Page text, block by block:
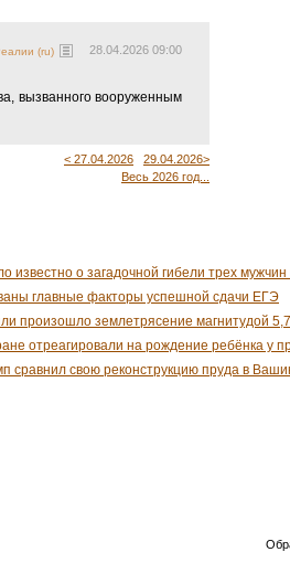
28.04.2026 09:00
(ru)
вызванного вооруженным
< 27.04.2026
29.04.2026>
Весь 2026 год...
известно о загадочной гибели трех
главные факторы успешной сдачи ЕГЭ
произошло землетрясение магнитудой 5,7
отреагировали на рождение ребёнка у
сравнил свою реконструкцию пруда в